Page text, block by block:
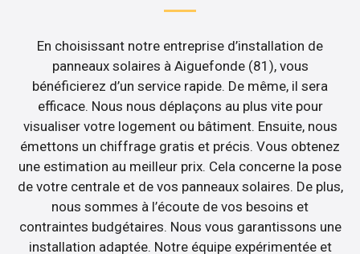
En choisissant notre entreprise d’installation de
panneaux solaires à Aiguefonde (81), vous
bénéficierez d’un service rapide. De même, il sera
efficace. Nous nous déplaçons au plus vite pour
visualiser votre logement ou bâtiment. Ensuite, nous
émettons un chiffrage gratis et précis. Vous obtenez
une estimation au meilleur prix. Cela concerne la pose
de votre centrale et de vos panneaux solaires. De plus,
nous sommes à l’écoute de vos besoins et
contraintes budgétaires. Nous vous garantissons une
installation adaptée. Notre équipe expérimentée et